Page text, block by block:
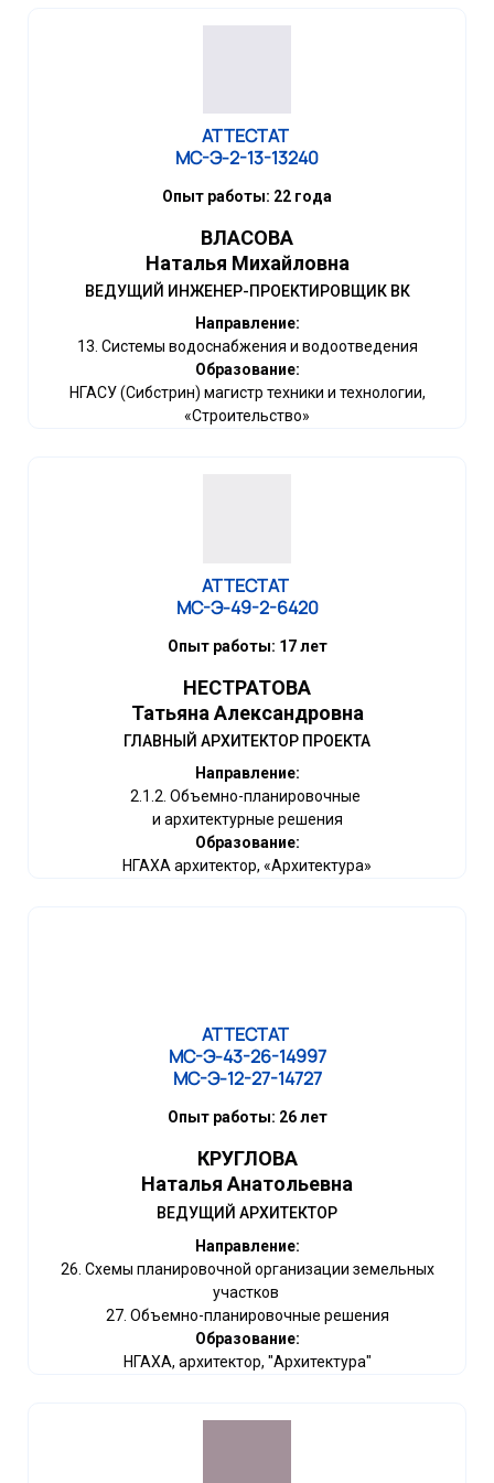
АТТЕСТАТ
МС-Э-2-13-13240
Опыт работы: 22 года
ВЛАСОВА
Наталья Михайловна
ВЕДУЩИЙ ИНЖЕНЕР-ПРОЕКТИРОВЩИК ВК
Направление:
13. Системы водоснабжения и водоотведения
Образование:
НГАСУ (Сибстрин) магистр техники и технологии,
«Строительство»
АТТЕСТАТ
МС-Э-49-2-6420
Опыт работы: 17 лет
НЕСТРАТОВА
Татьяна Александровна
ГЛАВНЫЙ АРХИТЕКТОР ПРОЕКТА
Направление:
2.1.2. Объемно-планировочные
и архитектурные решения
Образование:
НГАХА архитектор, «Архитектура»
АТТЕСТАТ
МС-Э-43-26-14997
МС-Э-12-27-14727
Опыт работы: 26 лет
КРУГЛОВА
Наталья Анатольевна
ВЕДУЩИЙ АРХИТЕКТОР
Направление:
26. Схемы планировочной организации земельных
участков
27. Объемно-планировочные решения
Образование:
НГАХА, архитектор, "Архитектура"